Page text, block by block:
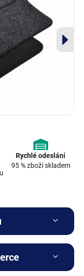
Rychlé odeslání
95 % zboží skladem